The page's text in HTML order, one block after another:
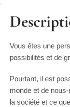
Vous êtes une
possibilités et de
Pourtant, il est
monde et de
la société et ce